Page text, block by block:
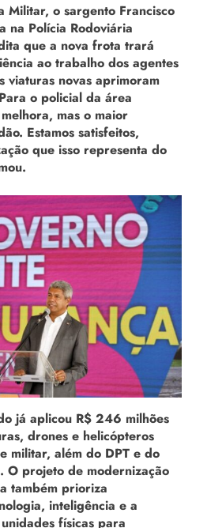
Militar, o sargento Francisco
na Polícia Rodoviária
que a nova frota trará
ao trabalho dos agentes
viaturas novas aprimoram
o policial da área
mas o maior
Estamos satisfeitos,
que isso representa do
já aplicou R$ 246 milhões
drones e helicópteros
militar, além do DPT e do
O projeto de modernização
também prioriza
inteligência e a
físicas para